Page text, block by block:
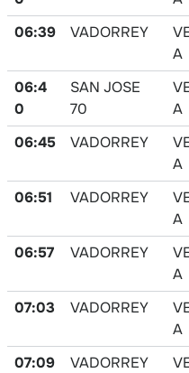
06:39
VADORREY
A
06:4
0
SAN JOSE
70
A
06:45
VADORREY
A
06:51
VADORREY
A
06:57
VADORREY
A
07:03
VADORREY
A
07:09
VADORREY